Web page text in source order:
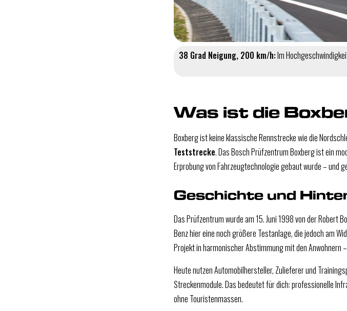
38 Grad Neigung, 200 km/h:Im
Was ist die
Boxberg ist keine klassische Rennstrecke wie die
Teststrecke. Das Bosch Prüfzentrum Boxberg ist ein
Erprobung von Fahrzeugtechnologie gebaut wurde – und
Geschichte und
Das Prüfzentrum wurde am 15. Juni 1998 von der Robert
Benz hier eine noch größere Testanlage, die jedoch am
Projekt in harmonischer Abstimmung mit den Anwohnern
Heute nutzen Automobilhersteller, Zulieferer und
Streckenmodule. Das bedeutet für dich: professionelle
ohne Touristenmassen.